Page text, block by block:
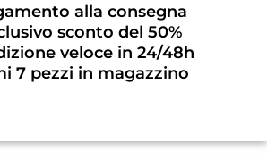
alla consegna
sconto del 50%
veloce in 24/48h
7 pezzi in magazzino